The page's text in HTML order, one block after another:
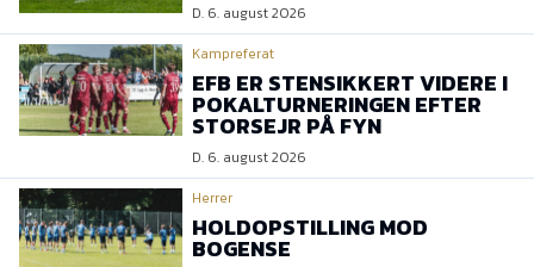
D. 6. august 2026
Kampreferat
EFB ER STENSIKKERT VIDERE I
POKALTURNERINGEN EFTER
STORSEJR PÅ FYN
D. 6. august 2026
Herrer
HOLDOPSTILLING MOD
BOGENSE